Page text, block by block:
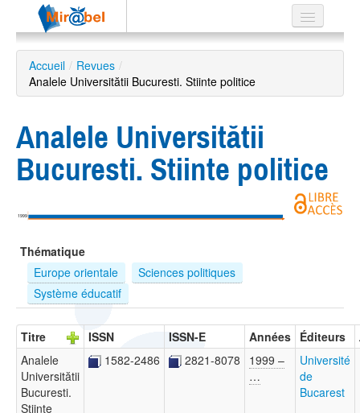
Le réseau
Soutien
avancée
ES
?
Accueil / Revues /
Analele Universitătii Bucuresti. Stiinte politice
Analele Universitătii
Bucuresti. Stiinte politice
1999
Thématique
Europe orientale
Sciences politiques
Système éducatif
Titre ISSN ISSN-E Années Éditeurs
Analele
Universitătii
Bucuresti.
Stiinte
1582-2486 2821-8078
1999 –
…
Université
de
Bucarest